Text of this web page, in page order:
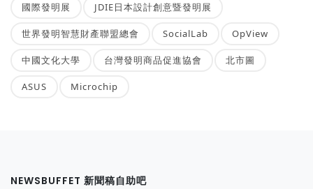
國際發明展 JDIE日本設計創意暨發明展
世界發明智慧財產聯盟總會 SocialLab OpView
中國文化大學 台灣發明商品促進協會 北市圖
ASUS Microchip
NEWSBUFFET 新聞稿自助吧